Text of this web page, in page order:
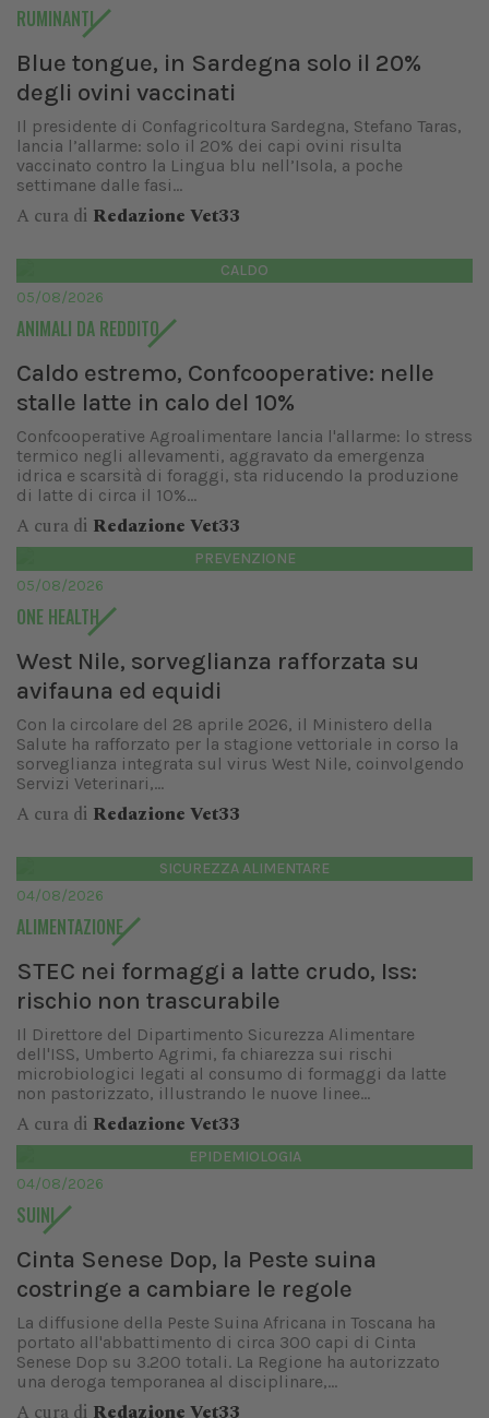
RUMINANTI
Blue tongue, in Sardegna solo il 20%
degli ovini vaccinati
Il presidente di Confagricoltura Sardegna, Stefano Taras,
lancia l’allarme: solo il 20% dei capi ovini risulta
vaccinato contro la Lingua blu nell’Isola, a poche
settimane dalle fasi...
A cura di Redazione Vet33
CALDO
05/08/2026
ANIMALI DA REDDITO
Caldo estremo, Confcooperative: nelle
stalle latte in calo del 10%
Confcooperative Agroalimentare lancia l'allarme: lo stress
termico negli allevamenti, aggravato da emergenza
idrica e scarsità di foraggi, sta riducendo la produzione
di latte di circa il 10%...
A cura di Redazione Vet33
PREVENZIONE
05/08/2026
ONE HEALTH
West Nile, sorveglianza rafforzata su
avifauna ed equidi
Con la circolare del 28 aprile 2026, il Ministero della
Salute ha rafforzato per la stagione vettoriale in corso la
sorveglianza integrata sul virus West Nile, coinvolgendo
Servizi Veterinari,...
A cura di Redazione Vet33
SICUREZZA ALIMENTARE
04/08/2026
ALIMENTAZIONE
STEC nei formaggi a latte crudo, Iss:
rischio non trascurabile
Il Direttore del Dipartimento Sicurezza Alimentare
dell'ISS, Umberto Agrimi, fa chiarezza sui rischi
microbiologici legati al consumo di formaggi da latte
non pastorizzato, illustrando le nuove linee...
A cura di Redazione Vet33
EPIDEMIOLOGIA
04/08/2026
SUINI
Cinta Senese Dop, la Peste suina
costringe a cambiare le regole
La diffusione della Peste Suina Africana in Toscana ha
portato all'abbattimento di circa 300 capi di Cinta
Senese Dop su 3.200 totali. La Regione ha autorizzato
una deroga temporanea al disciplinare,...
A cura di Redazione Vet33